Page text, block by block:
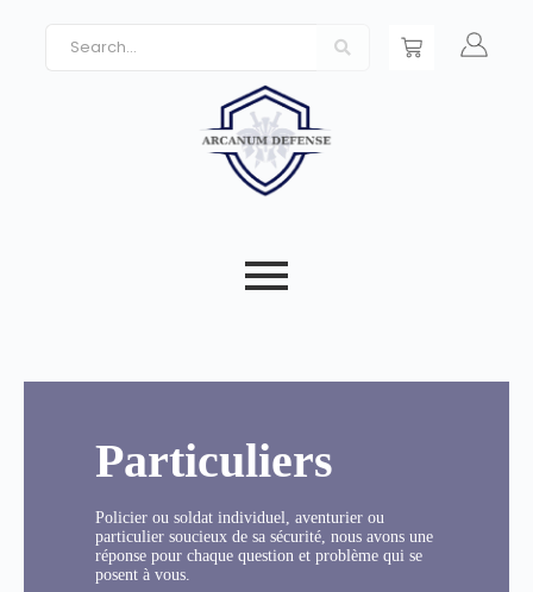
Particuliers
Policier ou soldat individuel, aventurier ou
particulier soucieux de sa sécurité, nous avons une
réponse pour chaque question et problème qui se
posent à vous.